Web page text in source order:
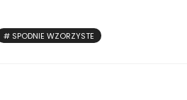
SPODNIE WZORZYSTE